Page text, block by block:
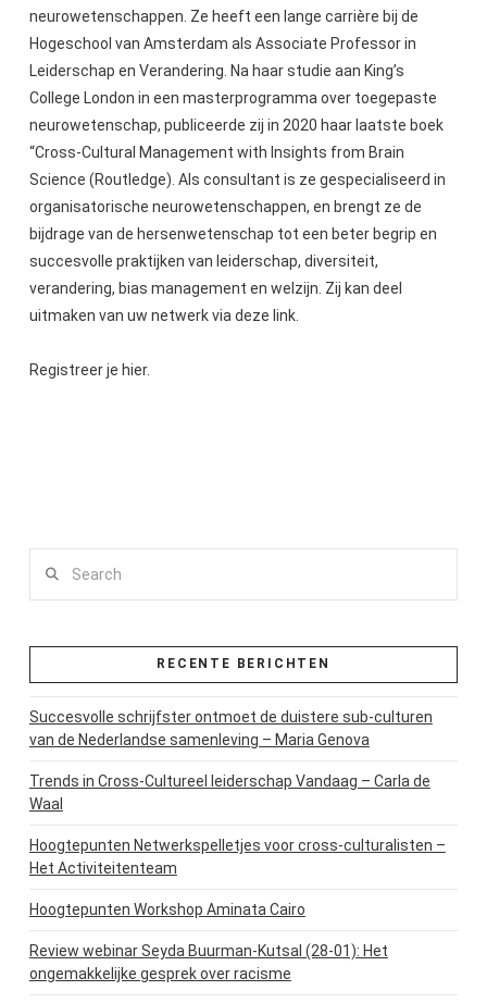
neurowetenschappen. Ze heeft een lange carrière bij de
Hogeschool van Amsterdam als Associate Professor in
Leiderschap en Verandering. Na haar studie aan King’s
College London in een masterprogramma over toegepaste
neurowetenschap, publiceerde zij in 2020 haar laatste boek
“Cross-Cultural Management with Insights from Brain
Science (Routledge). Als consultant is ze gespecialiseerd in
organisatorische neurowetenschappen, en brengt ze de
bijdrage van de hersenwetenschap tot een beter begrip en
succesvolle praktijken van leiderschap, diversiteit,
verandering, bias management en welzijn. Zij kan deel
uitmaken van uw netwerk via deze link.
Registreer je hier.
RECENTE BERICHTEN
Succesvolle schrijfster ontmoet de duistere sub-culturen
van de Nederlandse samenleving – Maria Genova
Trends in Cross-Cultureel leiderschap Vandaag – Carla de
Waal
Hoogtepunten Netwerkspelletjes voor cross-culturalisten –
Het Activiteitenteam
Hoogtepunten Workshop Aminata Cairo
Review webinar Seyda Buurman-Kutsal (28-01): Het
ongemakkelijke gesprek over racisme